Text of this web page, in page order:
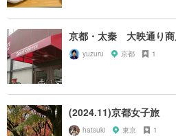
京都・太秦 大映通り商
yuzuru 京都 1
(2024.11)京都女子旅
hatsuki 東京 1